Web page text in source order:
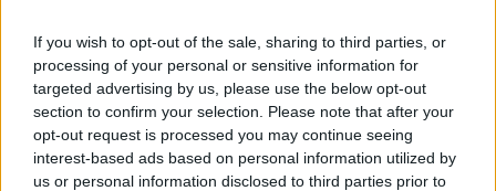
If you wish to opt-out of the sale, sharing to third parties, or
processing of your personal or sensitive information for
targeted advertising by us, please use the below opt-out
section to confirm your selection. Please note that after your
opt-out request is processed you may continue seeing
interest-based ads based on personal information utilized by
us or personal information disclosed to third parties prior to
των τοπικών Μητροπολιτών, όπως του Πατρών
Χρυσόστομου, όπως και του Καλαβρύτων και
Αιγιαλείας κ. Ιερώνυμου που αντιτάχθηκαν με
υψηλούς τόνους απέναντι στο νομοσχέδιο για την
ισότητα στο γάμο.